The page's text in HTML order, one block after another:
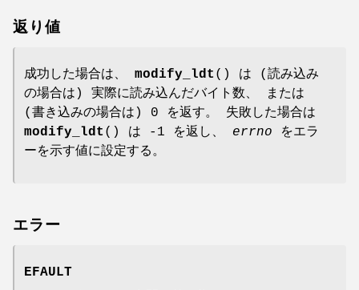
返り値
成功した場合は、 modify_ldt () は (読み込み
の場合は) 実際に読み込んだバイト数、 または
(書き込みの場合は) 0 を返す。 失敗した場合は
modify_ldt () は -1 を返し、 errno をエラ
ーを示す値に設定する。
エラー
EFAULT